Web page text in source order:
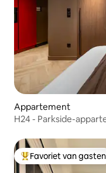
Appartement
H24 - Parkside-
Topfavoriet van
Favoriet van gasten